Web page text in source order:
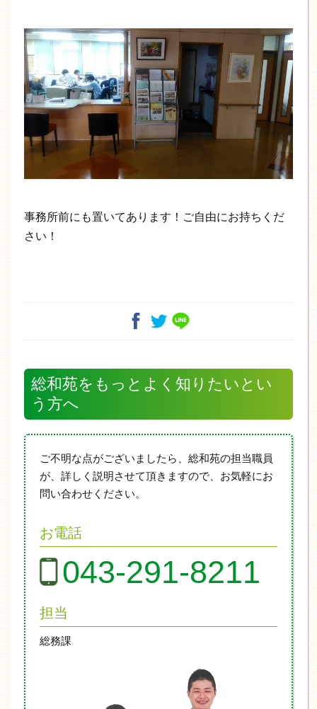
事務所前にも置いてあります！ご自由にお持ちくだ
さい！
総和苑をもっとよく知りたいとい
う方へ
ご不明な点がございましたら、総和苑の担当職員
が、詳しく説明させて頂きますので、お気軽にお
問い合わせください。
お電話
043-291-8211
担当
総務課